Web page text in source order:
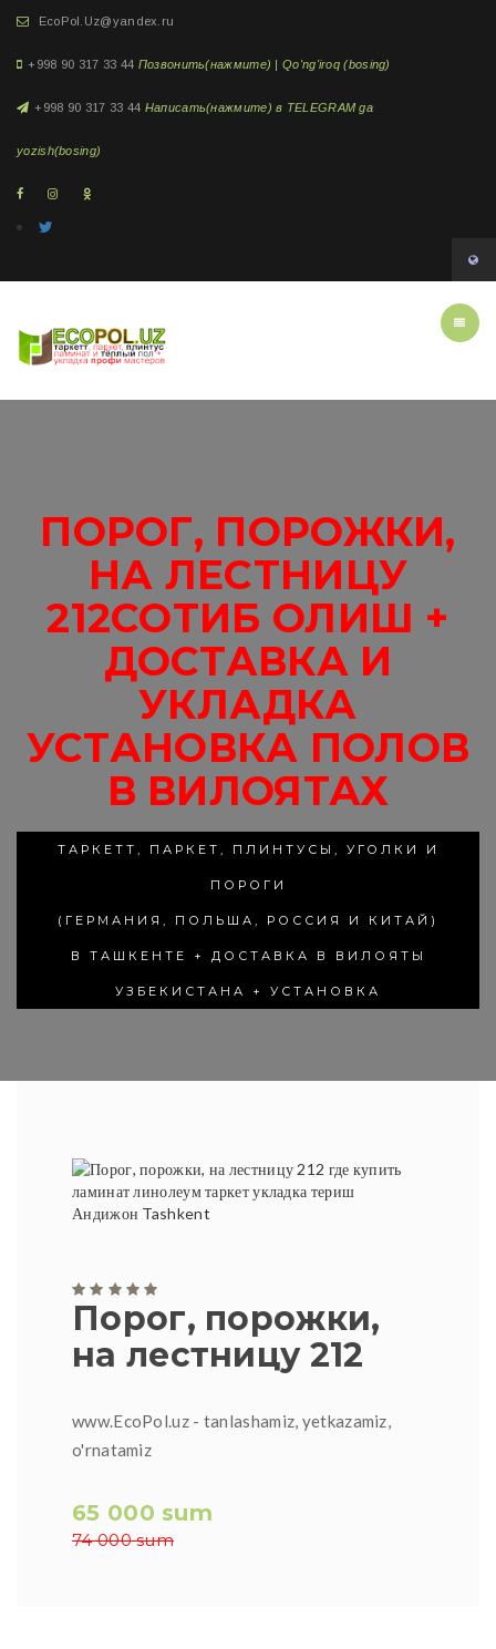
EcoPol.Uz@yandex.ru
+998 90 317 33 44 Позвонить(нажмите) | Qo'ng'iroq (bosing)
+998 90 317 33 44 Написать(нажмите) в TELEGRAM ga
yozish(bosing)
ПОРОГ, ПОРОЖКИ,
НА ЛЕСТНИЦУ
212СОТИБ ОЛИШ +
ДОСТАВКА И
УКЛАДКА
УСТАНОВКА ПОЛОВ
В ВИЛОЯТАХ
ТАРКЕТТ, ПАРКЕТ, ПЛИНТУСЫ, УГОЛКИ И
ПОРОГИ
(ГЕРМАНИЯ, ПОЛЬША, РОССИЯ И КИТАЙ)
В ТАШКЕНТЕ + ДОСТАВКА В ВИЛОЯТЫ
УЗБЕКИСТАНА + УСТАНОВКА
Порог, порожки,
на лестницу 212
www.EcoPol.uz - tanlashamiz, yetkazamiz,
o'rnatamiz
65 000 sum
74 000 sum